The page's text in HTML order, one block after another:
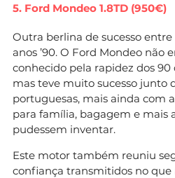
5. Ford Mondeo 1.8TD (950€)
Outra berlina de sucesso entre
anos ’90. O Ford Mondeo não
conhecido pela rapidez dos 90
mas teve muito sucesso junto
portuguesas, mais ainda com
para família, bagagem e mais
pudessem inventar.
Este motor também reuniu
confiança transmitidos no que